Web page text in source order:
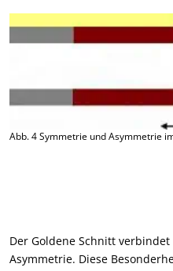
Abb. 4 Symmetrie und Asymmetrie
Der Goldene Schnitt
Asymmetrie. Diese